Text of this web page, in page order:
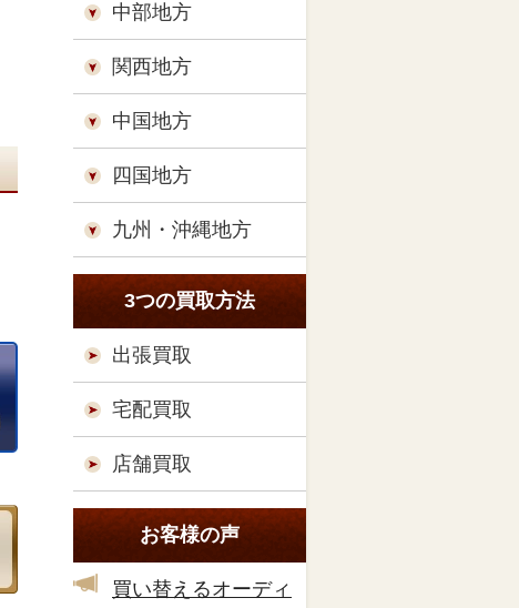
中部地方
関西地方
中国地方
四国地方
九州・沖縄地方
3つの買取方法
出張買取
宅配買取
店舗買取
お客様の声
買い替えるオーディ